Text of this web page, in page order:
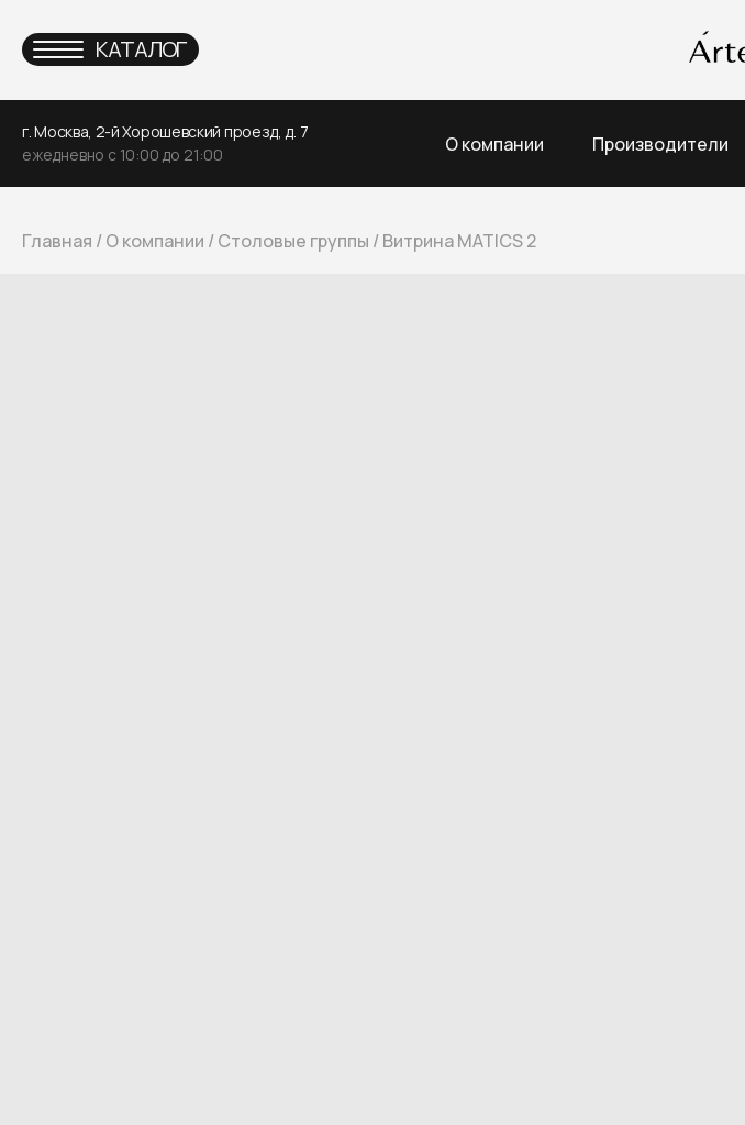
КАТАЛОГ
г. Москва, 2-й Хорошевский проезд, д. 7
ежедневно с 10:00 до 21:00
О компании Производители
Главная /О компании /Столовые группы /Витрина MATICS 2